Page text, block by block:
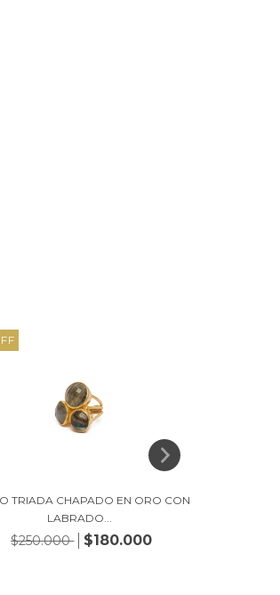
TRIADA CHAPADO EN ORO CON
LABRADO...
$250.000 $180.000